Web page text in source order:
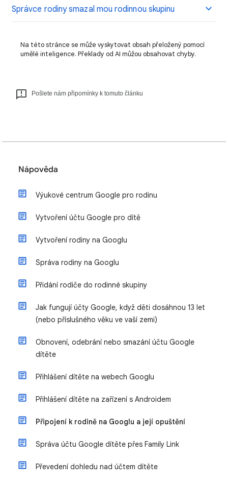
Správce rodiny smazal mou rodinnou skupinu
Na této stránce se může vyskytovat obsah přeložený pomocí
umělé inteligence. Překlady od AI můžou obsahovat chyby.
Pošlete nám připomínky k tomuto článku
Nápověda
Výukové centrum Google pro rodinu
Vytvoření účtu Google pro dítě
Vytvoření rodiny na Googlu
Správa rodiny na Googlu
Přidání rodiče do rodinné skupiny
Jak fungují účty Google, když děti dosáhnou 13 let
(nebo příslušného věku ve vaší zemi)
Obnovení, odebrání nebo smazání účtu Google
dítěte
Přihlášení dítěte na webech Googlu
Přihlášení dítěte na zařízení s Androidem
Připojení k rodině na Googlu a její opuštění
Správa účtu Google dítěte přes Family Link
Převedení dohledu nad účtem dítěte